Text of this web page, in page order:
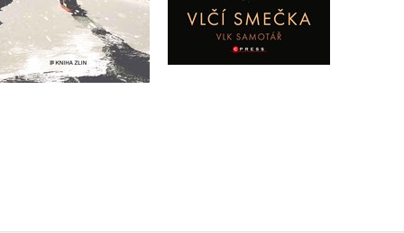
Do košíku
499 Kč
399 Kč
Do košíku
299 Kč
239 Kč